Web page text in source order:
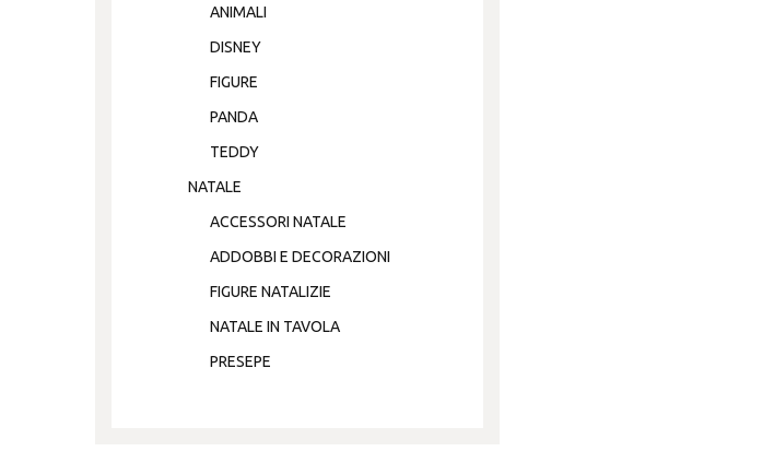
ANIMALI
DISNEY
FIGURE
PANDA
TEDDY
NATALE
ACCESSORI NATALE
ADDOBBI E DECORAZIONI
FIGURE NATALIZIE
NATALE IN TAVOLA
PRESEPE